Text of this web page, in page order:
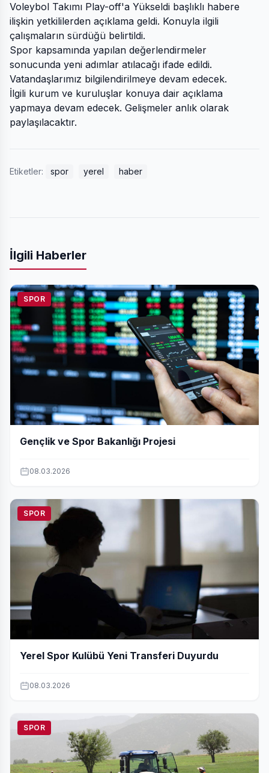
Voleybol Takımı Play-off'a Yükseldi başlıklı habere
ilişkin yetkililerden açıklama geldi. Konuyla ilgili
çalışmaların sürdüğü belirtildi.
Spor kapsamında yapılan değerlendirmeler
sonucunda yeni adımlar atılacağı ifade edildi.
Vatandaşlarımız bilgilendirilmeye devam edecek.
İlgili kurum ve kuruluşlar konuya dair açıklama
yapmaya devam edecek. Gelişmeler anlık olarak
paylaşılacaktır.
Etiketler: spor yerel haber
İlgili Haberler
SPOR
Gençlik ve Spor Bakanlığı Projesi
08.03.2026
SPOR
Yerel Spor Kulübü Yeni Transferi Duyurdu
08.03.2026
SPOR